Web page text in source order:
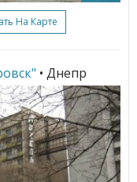
На Карте
• Днепр